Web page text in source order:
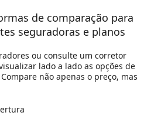
de comparação para
seguradoras e planos
ou consulte um corretor
lado a lado as opções de
não apenas o preço, mas